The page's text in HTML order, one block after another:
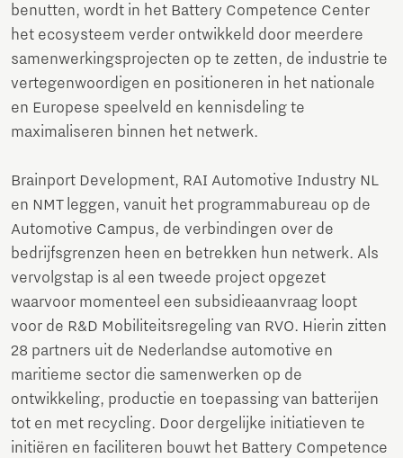
benutten, wordt in het Battery Competence Center
het ecosysteem verder ontwikkeld door meerdere
samenwerkingsprojecten op te zetten, de industrie te
vertegenwoordigen en positioneren in het nationale
en Europese speelveld en kennisdeling te
maximaliseren binnen het netwerk.
Brainport Development, RAI Automotive Industry NL
en NMT leggen, vanuit het programmabureau op de
Automotive Campus, de verbindingen over de
bedrijfsgrenzen heen en betrekken hun netwerk. Als
vervolgstap is al een tweede project opgezet
waarvoor momenteel een subsidieaanvraag loopt
voor de R&D Mobiliteitsregeling van RVO. Hierin zitten
28 partners uit de Nederlandse automotive en
maritieme sector die samenwerken op de
ontwikkeling, productie en toepassing van batterijen
tot en met recycling. Door dergelijke initiatieven te
initiëren en faciliteren bouwt het Battery Competence